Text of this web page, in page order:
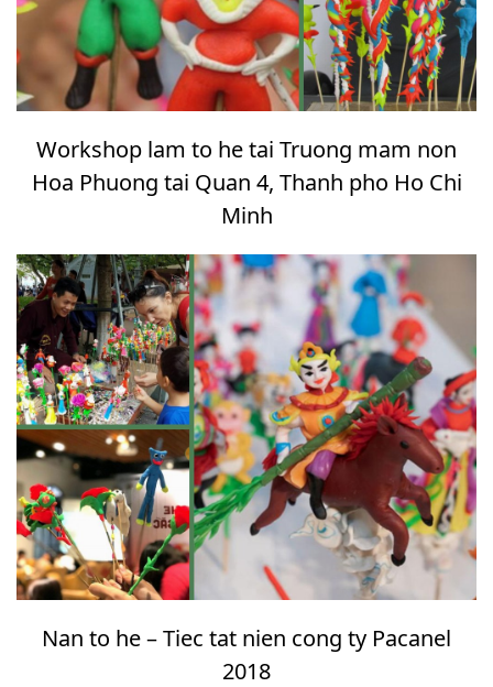
Workshop lam to he tai Truong mam non
Hoa Phuong tai Quan 4, Thanh pho Ho Chi
Minh
Nan to he – Tiec tat nien cong ty Pacanel
2018